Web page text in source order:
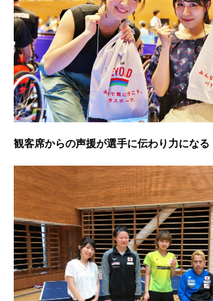
観客席からの声援が選手に伝わり力になる